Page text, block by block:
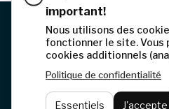
© 2026 Municipalité de
Politique de
Site web –
important!
Nous utilisons des
fonctionner le site. Vous
cookies additionnels
Politique de confidentialité
Essentiels J'accepte